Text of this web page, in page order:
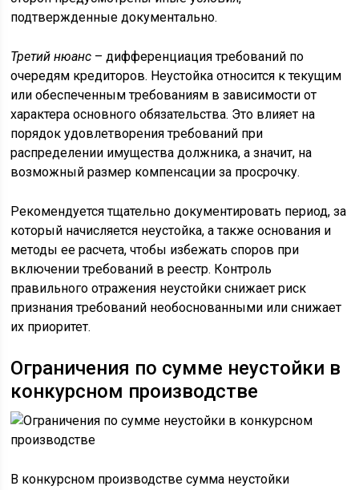
подтвержденные документально.
Третий нюанс – дифференциация требований по
очередям кредиторов. Неустойка относится к текущим
или обеспеченным требованиям в зависимости от
характера основного обязательства. Это влияет на
порядок удовлетворения требований при
распределении имущества должника, а значит, на
возможный размер компенсации за просрочку.
Рекомендуется тщательно документировать период, за
который начисляется неустойка, а также основания и
методы ее расчета, чтобы избежать споров при
включении требований в реестр. Контроль
правильного отражения неустойки снижает риск
признания требований необоснованными или снижает
их приоритет.
Ограничения по сумме неустойки в
конкурсном производстве
В конкурсном производстве сумма неустойки